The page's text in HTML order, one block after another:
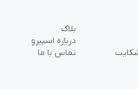
بلاگ
درباره اسپیرو
تماس با ما